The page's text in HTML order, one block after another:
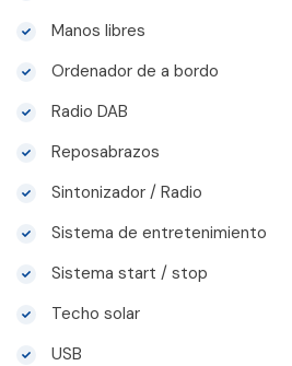
Manos libres
Ordenador de a bordo
Radio DAB
Reposabrazos
Sintonizador / Radio
Sistema de entretenimiento
Sistema start / stop
Techo solar
USB